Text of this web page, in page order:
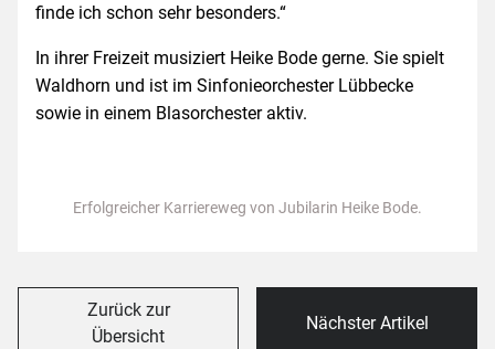
Erfolgreicher Karriereweg von Jubilarin Heike Bode.
finde ich schon sehr besonders.“
In ihrer Freizeit musiziert Heike Bode gerne. Sie spielt
Waldhorn und ist im Sinfonieorchester Lübbecke
sowie in einem Blas­orchester aktiv.
Zurück zur
Übersicht
Nächster Artikel